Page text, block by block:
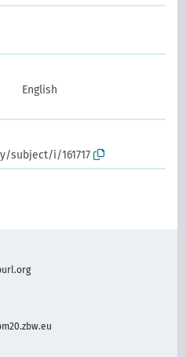
English
subject/i/161717